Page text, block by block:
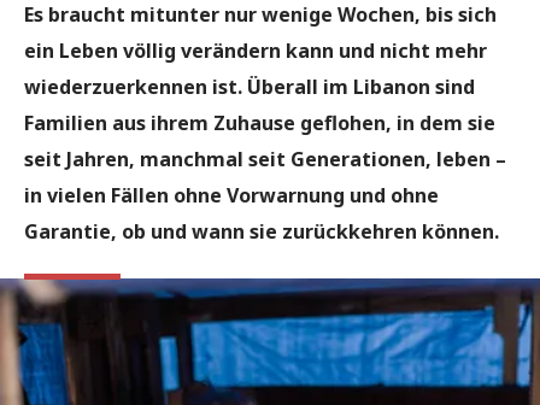
Es braucht mitunter nur wenige Wochen, bis sich
ein Leben völlig verändern kann und nicht mehr
wiederzuerkennen ist. Überall im Libanon sind
Familien aus ihrem Zuhause geflohen, in dem sie
seit Jahren, manchmal seit Generationen, leben –
in vielen Fällen ohne Vorwarnung und ohne
Garantie, ob und wann sie zurückkehren können.